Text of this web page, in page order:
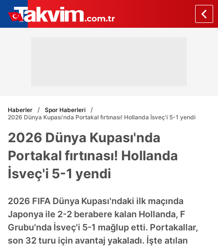
Haberler
Spor Haberleri
2026 Dünya Kupası'nda Portakal fırtınası! Hollanda İsveç'i 5-1 yendi
2026 Dünya Kupası'nda
Portakal fırtınası! Hollanda
İsveç'i 5-1 yendi
2026 FIFA Dünya Kupası'ndaki ilk maçında
Japonya ile 2-2 berabere kalan Hollanda, F
Grubu'nda İsveç'i 5-1 mağlup etti. Portakallar,
son 32 turu için avantaj yakaladı. İşte atılan